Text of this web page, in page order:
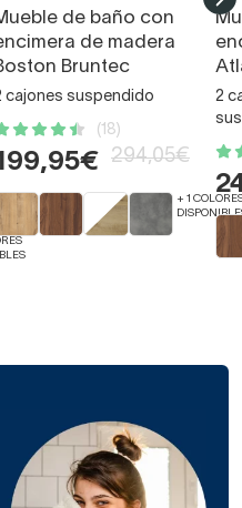
de baño con
de madera
Bruntec
cajones suspendido
(18)
294,05€
+ 1
2